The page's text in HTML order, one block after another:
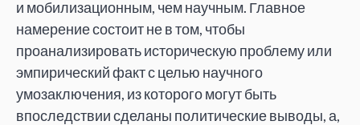
и мобилизационным, чем научным. Главное
намерение состоит не в том, чтобы
проанализировать историческую проблему или
эмпирический факт с целью научного
умозаключения, из которого могут быть
впоследствии сделаны политические выводы, а,